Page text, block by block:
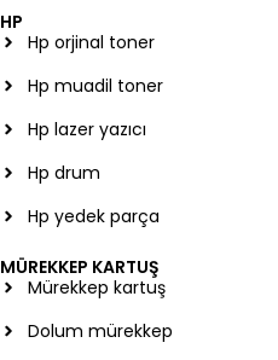
HP
Hp orjinal toner
Hp muadil toner
Hp lazer yazıcı
Hp drum
Hp yedek parça
MÜREKKEP KARTUŞ
Mürekkep kartuş
Dolum mürekkep